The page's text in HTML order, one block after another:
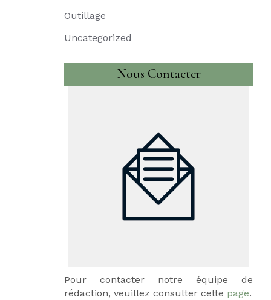
Outillage
Uncategorized
Nous Contacter
Pour contacter notre équipe de
rédaction, veuillez consulter cette page.